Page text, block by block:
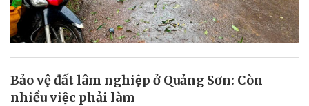
Bảo vệ đất lâm nghiệp ở Quảng Sơn: Còn
nhiều việc phải làm